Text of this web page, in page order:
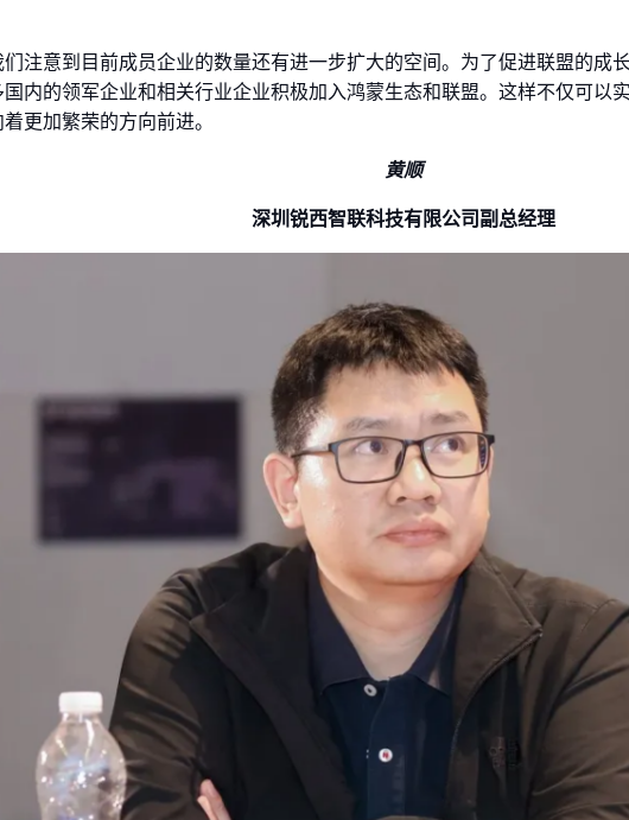
注意到目前成员企业的数量还有进一步扩大的空间。为了促进联盟的成
内的领军企业和相关行业企业积极加入鸿蒙生态和联盟。这样不仅可以
更加繁荣的方向前进。
黄顺
深圳锐西智联科技有限公司副总经理